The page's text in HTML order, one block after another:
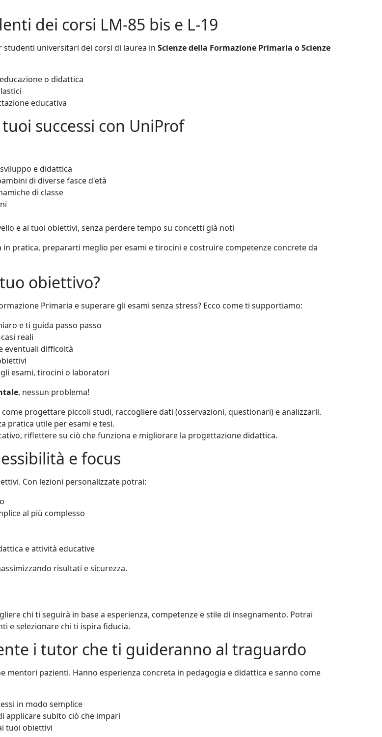
dei corsi LM-85 bis e L-19
studenti universitari dei corsi di laurea in Scienze della Formazione Primaria o Scienze
o didattica
educativa
successi con UniProf
e didattica
di diverse fasce d'età
di classe
e ai tuoi obiettivi, senza perdere tempo su concetti già noti
pratica, prepararti meglio per esami e tirocini e costruire competenze concrete da
obiettivo?
Primaria e superare gli esami senza stress? Ecco come ti supportiamo:
e ti guida passo passo
reali
eventuali difficoltà
esami, tirocini o laboratori
, nessun problema!
progettare piccoli studi, raccogliere dati (osservazioni, questionari) e analizzarli.
pratica utile per esami e tesi.
riflettere su ciò che funziona e migliorare la progettazione didattica.
e focus
Con lezioni personalizzate potrai:
al più complesso
e attività educative
risultati e sicurezza.
chi ti seguirà in base a esperienza, competenze e stile di insegnamento. Potrai
e selezionare chi ti ispira fiducia.
i tutor che ti guideranno al traguardo
pazienti. Hanno esperienza concreta in pedagogia e didattica e sanno come
in modo semplice
applicare subito ciò che impari
tuoi obiettivi